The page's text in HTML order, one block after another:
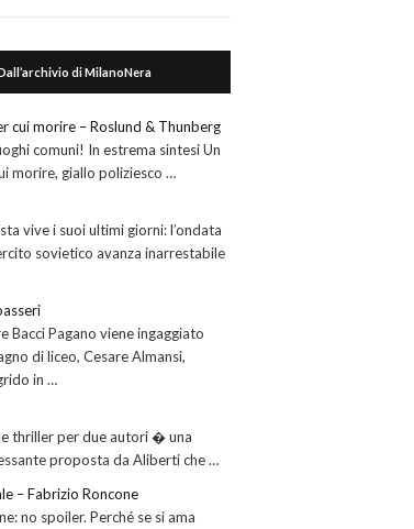
di MilanoNera
cui morire – Roslund & Thunberg
comuni! In estrema sintesi Un
morire, giallo poliziesco …
vive i suoi ultimi giorni: l’ondata
sovietico avanza inarrestabile
Bacci Pagano viene ingaggiato
di liceo, Cesare Almansi,
in …
thriller per due autori � una
proposta da Aliberti che …
– Fabrizio Roncone
no spoiler. Perché se si ama